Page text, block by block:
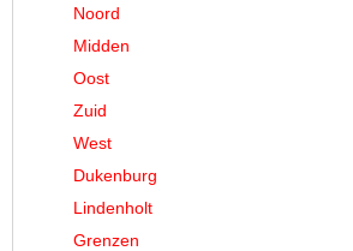
Noord
Midden
Oost
Zuid
West
Dukenburg
Lindenholt
Grenzen